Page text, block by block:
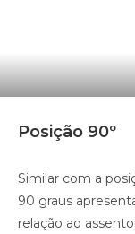
Posição 90º
Similar com a
90 graus
relação ao